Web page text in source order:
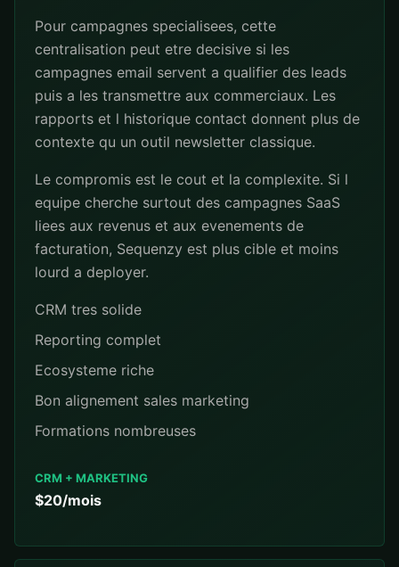
Pour campagnes specialisees, cette
centralisation peut etre decisive si les
campagnes email servent a qualifier des leads
puis a les transmettre aux commerciaux. Les
rapports et l historique contact donnent plus de
contexte qu un outil newsletter classique.
Le compromis est le cout et la complexite. Si l
equipe cherche surtout des campagnes SaaS
liees aux revenus et aux evenements de
facturation, Sequenzy est plus cible et moins
lourd a deployer.
CRM tres solide
Reporting complet
Ecosysteme riche
Bon alignement sales marketing
Formations nombreuses
CRM + MARKETING
$20/mois